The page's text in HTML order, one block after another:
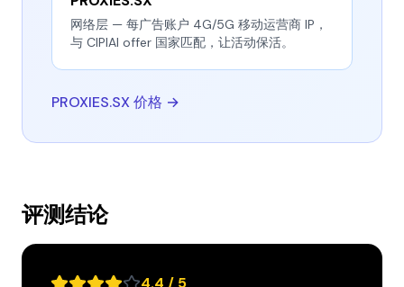
网络层 — 每广告账户 4G/5G 移动运营商 IP，
与 CIPIAI offer 国家匹配，让活动保活。
PROXIES.SX 价格 →
评测结论
4.4 / 5